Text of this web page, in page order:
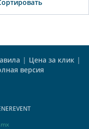
| Цена за клик |
версия